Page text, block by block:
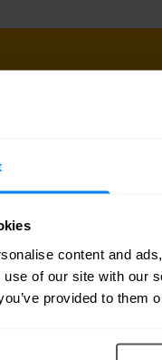
content and
use of our site with our
provided to them
over
ten